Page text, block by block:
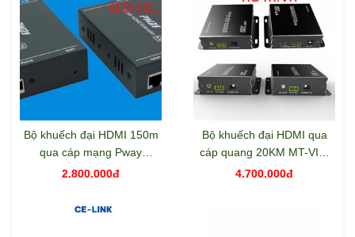
Bộ khuếch đại HDMI 150m
qua cáp mạng Pway
DT216L
2.800.000đ
Bộ khuếch đại HDMI qua
cáp quang 20KM MT-VIKI
ED020
4.700.000đ